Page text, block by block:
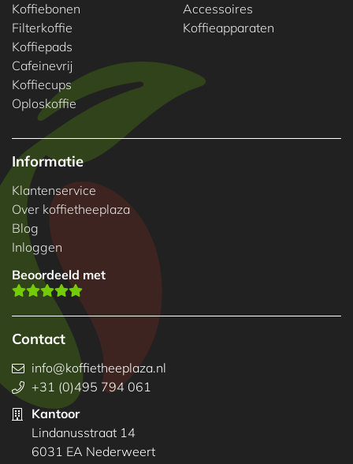
Koffiebonen
Filterkoffie
Koffiepads
Cafeinevrij
Koffiecups
Oploskoffie
Accessoires
Koffieapparaten
Informatie
Klantenservice
Over koffietheeplaza
Blog
Inloggen
Beoordeeld met
Contact
info@koffietheeplaza.nl
+31 (0)495 794 061
Kantoor
Lindanusstraat 14
6031 EA Nederweert